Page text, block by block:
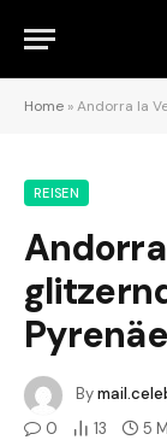
Home »Andorra la
REISEN
Andorra
By
0
13 5